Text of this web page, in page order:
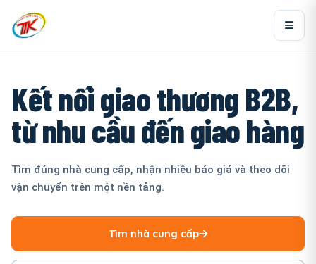
Kết nối giao thương B2B,
từ nhu cầu đến giao hàng
Tìm đúng nhà cung cấp, nhận nhiều báo giá và theo dõi
vận chuyển trên một nền tảng.
Tìm nhà cung cấp